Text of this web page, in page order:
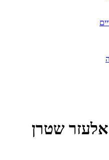
שטרן